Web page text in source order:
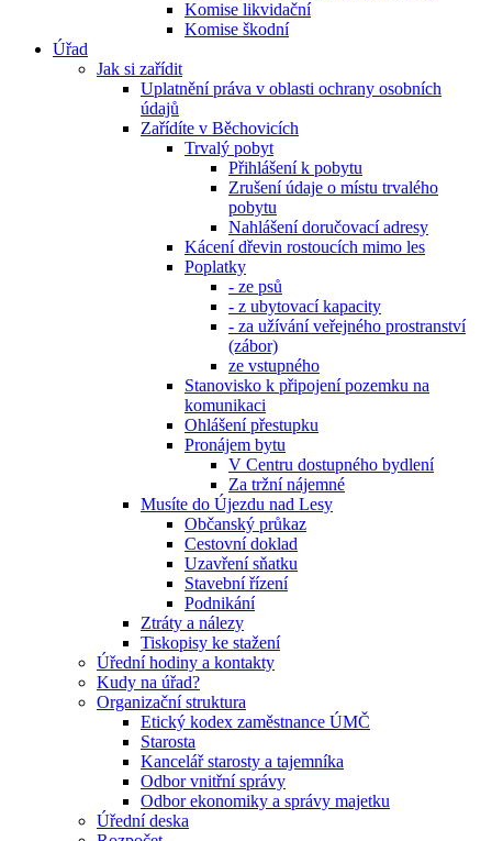
Komise likvidační
Komise škodní
Úřad
Jak si zařídit
Uplatnění práva v oblasti ochrany osobních
údajů
Zařídíte v Běchovicích
Trvalý pobyt
Přihlášení k pobytu
Zrušení údaje o místu trvalého
pobytu
Nahlášení doručovací adresy
Kácení dřevin rostoucích mimo les
Poplatky
- ze psů
- z ubytovací kapacity
- za užívání veřejného prostranství
(zábor)
ze vstupného
Stanovisko k připojení pozemku na
komunikaci
Ohlášení přestupku
Pronájem bytu
V Centru dostupného bydlení
Za tržní nájemné
Musíte do Újezdu nad Lesy
Občanský průkaz
Cestovní doklad
Uzavření sňatku
Stavební řízení
Podnikání
Ztráty a nálezy
Tiskopisy ke stažení
Úřední hodiny a kontakty
Kudy na úřad?
Organizační struktura
Etický kodex zaměstnance ÚMČ
Starosta
Kancelář starosty a tajemníka
Odbor vnitřní správy
Odbor ekonomiky a správy majetku
Úřední deska